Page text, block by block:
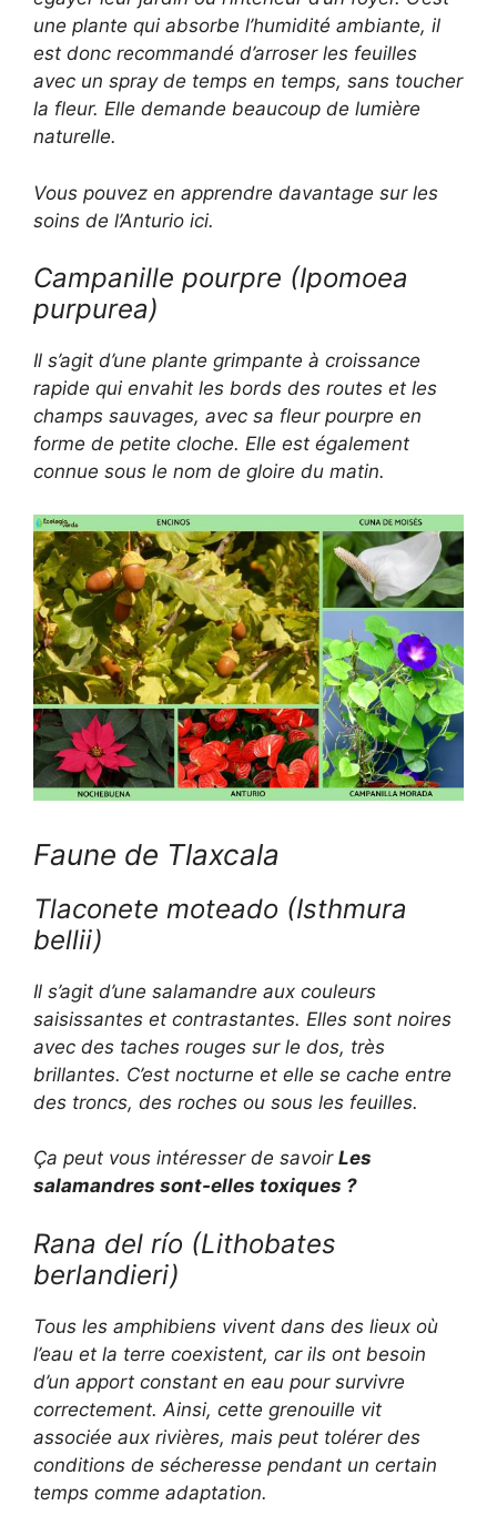
une plante qui absorbe l’humidité ambiante, il
est donc recommandé d’arroser les feuilles
avec un spray de temps en temps, sans toucher
la fleur. Elle demande beaucoup de lumière
naturelle.
Vous pouvez en apprendre davantage sur les
soins de l’Anturio ici.
Campanille pourpre (Ipomoea
purpurea)
Il s’agit d’une plante grimpante à croissance
rapide qui envahit les bords des routes et les
champs sauvages, avec sa fleur pourpre en
forme de petite cloche. Elle est également
connue sous le nom de gloire du matin.
Faune de Tlaxcala
Tlaconete moteado (Isthmura
bellii)
Il s’agit d’une salamandre aux couleurs
saisissantes et contrastantes. Elles sont noires
avec des taches rouges sur le dos, très
brillantes. C’est nocturne et elle se cache entre
des troncs, des roches ou sous les feuilles.
Ça peut vous intéresser de savoir Les
salamandres sont-elles toxiques ?
Rana del río (Lithobates
berlandieri)
Tous les amphibiens vivent dans des lieux où
l’eau et la terre coexistent, car ils ont besoin
d’un apport constant en eau pour survivre
correctement. Ainsi, cette grenouille vit
associée aux rivières, mais peut tolérer des
conditions de sécheresse pendant un certain
temps comme adaptation.